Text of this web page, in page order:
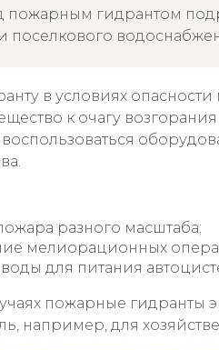
пожарным гидрантом
поселкового
в условиях
к очагу
разного масштаба;
мелиорационных
для питания
пожарные гидранты
например, для